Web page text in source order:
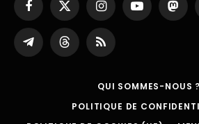
Facebook
X
(Twitter)
InstagramYouTube
Partager
sur
ThreadsRSS
QUI SOMMES-NOUS ?
POLITIQUE DE